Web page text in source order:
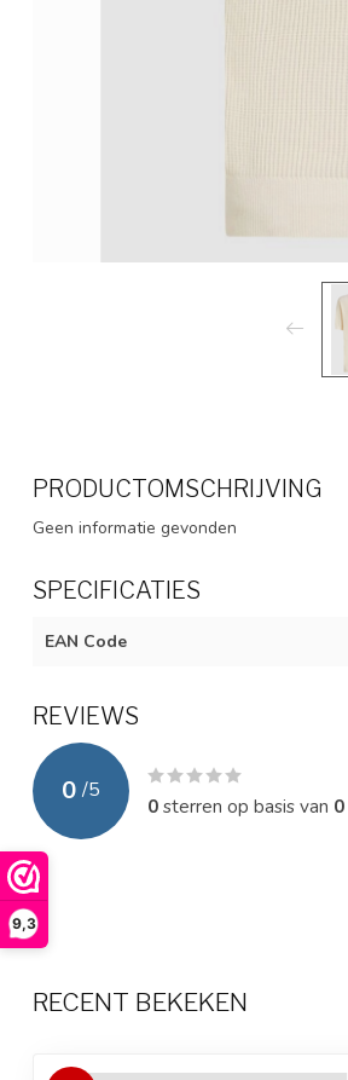
9,3
PRODUCTOMSCHRIJVING
Geen informatie gevonden
SPECIFICATIES
EAN Code
REVIEWS
0 /5
0sterren op basis van 0
RECENT BEKEKEN